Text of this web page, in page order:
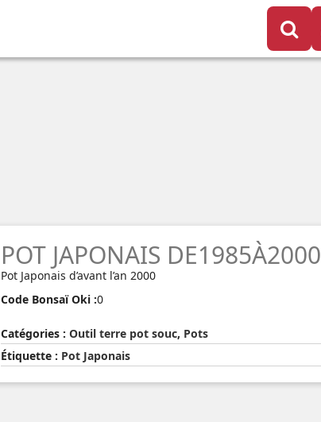
POT JAPONAIS DE1985À2000
Pot Japonais d’avant l’an 2000
Code Bonsaï Oki :0
Catégories :Outil terre pot souc, Pots
Étiquette : Pot Japonais